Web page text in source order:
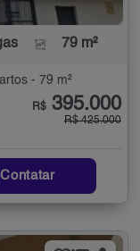
79 m²
- 79 m²
R$ 395.000
R$ 425.000
Contatar